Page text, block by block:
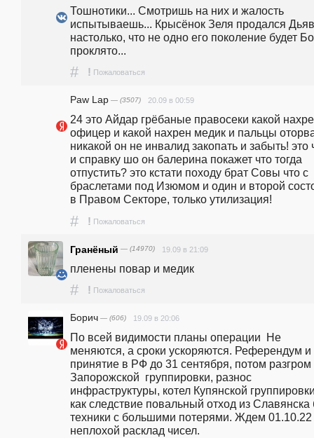
Тошнотики... Смотришь на них и жалость
испытываешь... Крысёнок Зеля продался
настолько, что не одно его поколение будет
проклято...
# ! Пожаловаться
Paw Lap — (3507) 20.09 в 00:59
24 это Айдар грёбаные правосеки какой
офицер и какой нахрен медик и пальцы
никакой он не инвалид закопать и забыть! это
и справку шо он балерина покажет что тогда
отпустить? это кстати походу брат Совы что с
браслетами под Изюмом и один и второй
в Правом Секторе, только утилизация!
# ! Пожаловаться
Гранёный — (14970) 19.09 в 21:09
пленены повар и медик
# ! Пожаловаться
Борич — (606) 19.09 в 20:06
По всей видимости планы операции  Не
меняются, а сроки ускоряются. Референдум и
принятие в РФ до 31 сентября, потом разгром
Запорожской  группировки, разнос
инфраструктуры, котел Купянской
как следствие повальный отход из Славянска
техники с большими потерями. Ждем 01.10.22
неплохой расклад чисел.